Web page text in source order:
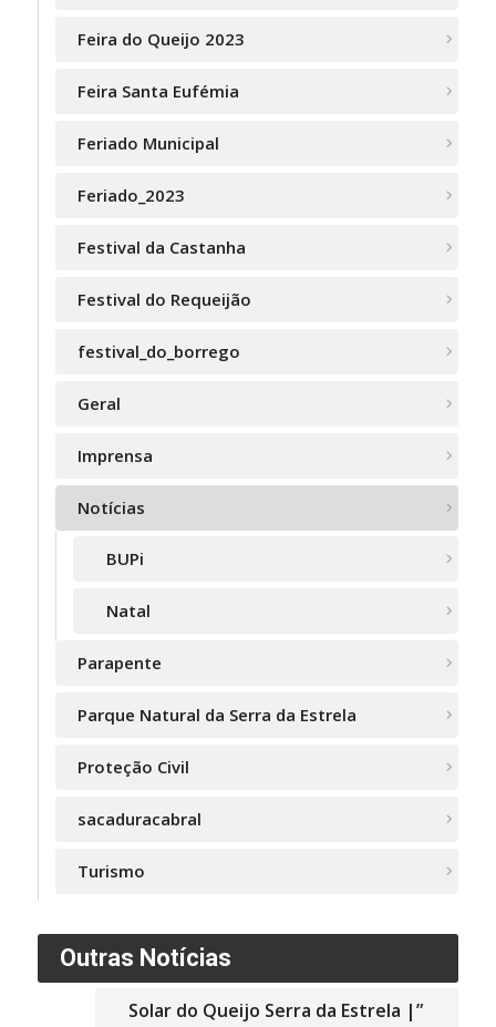
Feira do Queijo 2023
Feira Santa Eufémia
Feriado Municipal
Feriado_2023
Festival da Castanha
Festival do Requeijão
festival_do_borrego
Geral
Imprensa
Notícias
BUPi
Natal
Parapente
Parque Natural da Serra da Estrela
Proteção Civil
sacaduracabral
Turismo
Outras Notícias
Solar do Queijo Serra da Estrela |”